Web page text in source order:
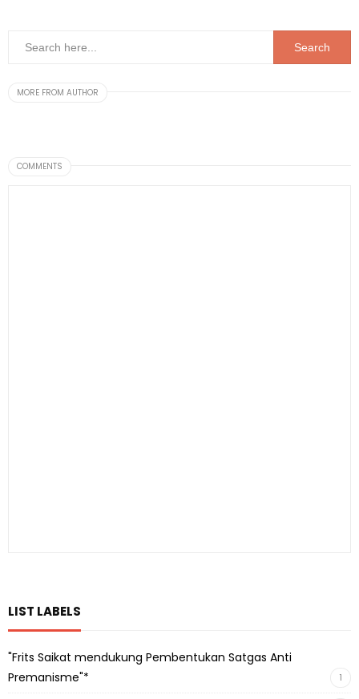
MORE FROM AUTHOR
COMMENTS
LIST LABELS
"Frits Saikat mendukung Pembentukan Satgas Anti
Premanisme"*
1